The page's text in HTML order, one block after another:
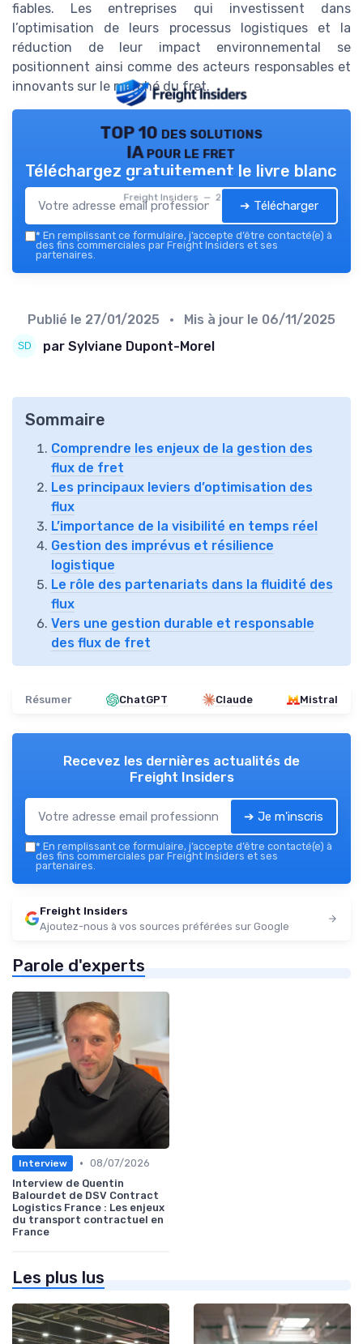
fiables. Les entreprises qui investissent dans
l’optimisation de leurs processus logistiques et la
réduction de leur impact environnemental se
positionnent ainsi comme des acteurs responsables et
innovants sur le marché du fret.
TOP 10 des solutions
IA pour le fret
Freight Insiders — 2026
Téléchargez gratuitement le livre blanc
➔ Télécharger
* En remplissant ce formulaire, j’accepte d’être contacté(e) à
des fins commerciales par Freight Insiders et ses
partenaires.
Publié le 27/01/2025 • Mis à jour le 06/11/2025
par Sylviane Dupont-Morel
Sommaire
Comprendre les enjeux de la gestion des
flux de fret
Les principaux leviers d’optimisation des
flux
L’importance de la visibilité en temps réel
Gestion des imprévus et résilience
logistique
Le rôle des partenariats dans la fluidité des
flux
Vers une gestion durable et responsable
des flux de fret
Résumer ChatGPT Claude Mistral
Recevez les dernières actualités de
Freight Insiders
➔ Je m'inscris
* En remplissant ce formulaire, j’accepte d’être contacté(e) à
des fins commerciales par Freight Insiders et ses
partenaires.
Freight Insiders
Ajoutez-nous à vos sources préférées sur Google
Parole d'experts
Interview • 08/07/2026
Interview de Quentin
Balourdet de DSV Contract
Logistics France : Les enjeux
du transport contractuel en
France
Les plus lus